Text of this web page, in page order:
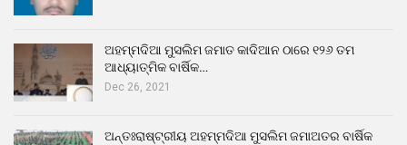
ଅହମ୍ମଦିଆ ମୁସଲିମ ଜମାତ କାଦିଆନ ଠାରେ ୧୨୬ ତମ
ଆଧ୍ୟାତ୍ମିକ ବାର୍ଷିକ…
Dec 26, 2021
ଅନ୍ତଃରାଷ୍ଟ୍ରୀୟ ଅହମ୍ମଦିଆ ମୁସଲିମ ଜମାଅତର ବାର୍ଷିକ